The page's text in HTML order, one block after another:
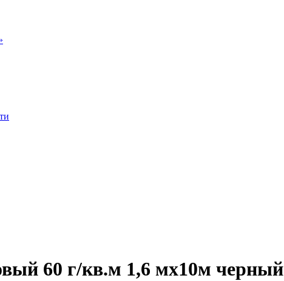
60 г/кв.м 1,6 мх10м черный